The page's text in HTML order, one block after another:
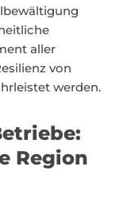
aller
von
werden.
Region